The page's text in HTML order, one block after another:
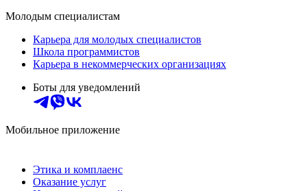
Молодым специалистам
Карьера для молодых специалистов
Школа программистов
Карьера в некоммерческих организациях
Боты для уведомлений
Мобильное приложение
Этика и комплаенс
Оказание услуг